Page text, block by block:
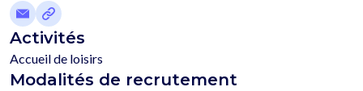
Activités
Accueil de loisirs
Modalités de recrutement